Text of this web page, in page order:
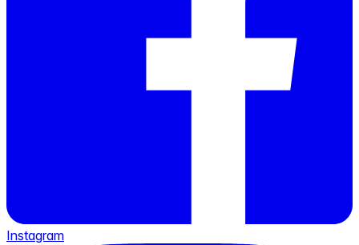
Instagram